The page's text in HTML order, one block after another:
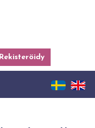
Rekisteröidy